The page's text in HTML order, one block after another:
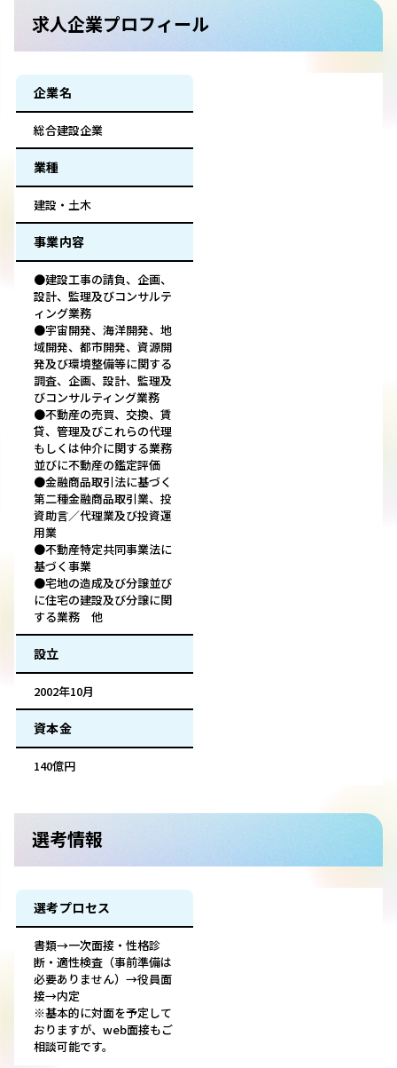
求人企業プロフィール
企業名
総合建設企業
業種
建設・土木
事業内容
●建設工事の請負、企画、
設計、監理及びコンサルテ
ィング業務
●宇宙開発、海洋開発、地
域開発、都市開発、資源開
発及び環境整備等に関する
調査、企画、設計、監理及
びコンサルティング業務
●不動産の売買、交換、賃
貸、管理及びこれらの代理
もしくは仲介に関する業務
並びに不動産の鑑定評価
●金融商品取引法に基づく
第二種金融商品取引業、投
資助言／代理業及び投資運
用業
●不動産特定共同事業法に
基づく事業
●宅地の造成及び分譲並び
に住宅の建設及び分譲に関
する業務 他
設立
2002年10月
資本金
140億円
選考情報
選考プロセス
書類→一次面接・性格診
断・適性検査（事前準備は
必要ありません）→役員面
接→内定
※基本的に対面を予定して
おりますが、web面接もご
相談可能です。